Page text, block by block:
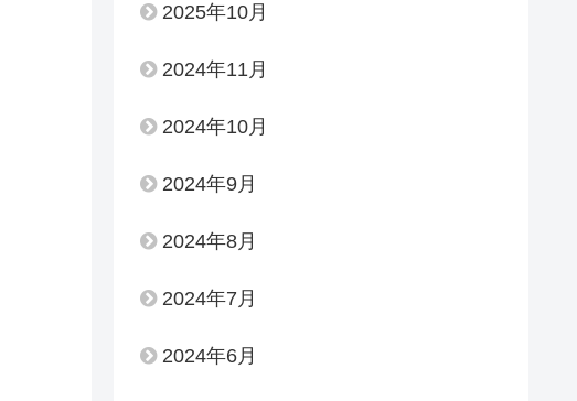
2025年10月
2024年11月
2024年10月
2024年9月
2024年8月
2024年7月
2024年6月